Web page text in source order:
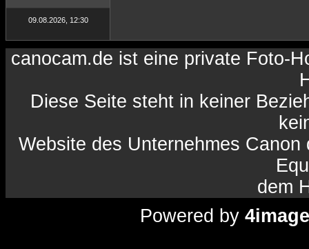
09.08.2026, 12:30
canocam.de ist eine private Foto-
Diese Seite steht in keiner
Website des Unternehmes
dem
Powered by